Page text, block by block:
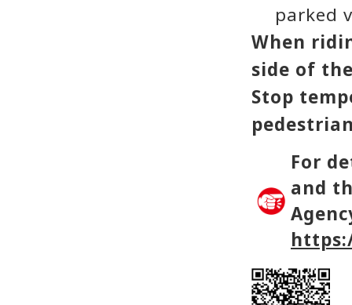
parked
When
side of
Stop
For
and